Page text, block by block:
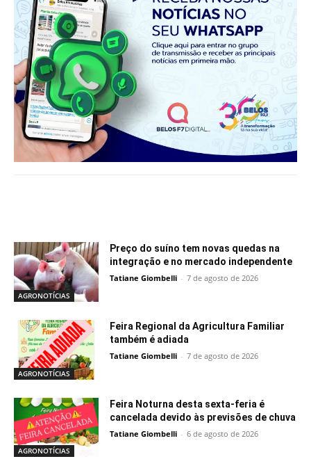
AGRONOTÍCIAS
Preço do suíno tem novas quedas na
integração e no mercado independente
Tatiane Giombelli - 7 de agosto de 2026
AGRONOTÍCIAS
Feira Regional da Agricultura Familiar
também é adiada
Tatiane Giombelli - 7 de agosto de 2026
AGRONOTÍCIAS
Feira Noturna desta sexta-feria é
cancelada devido às previsões de chuva
Tatiane Giombelli - 6 de agosto de 2026